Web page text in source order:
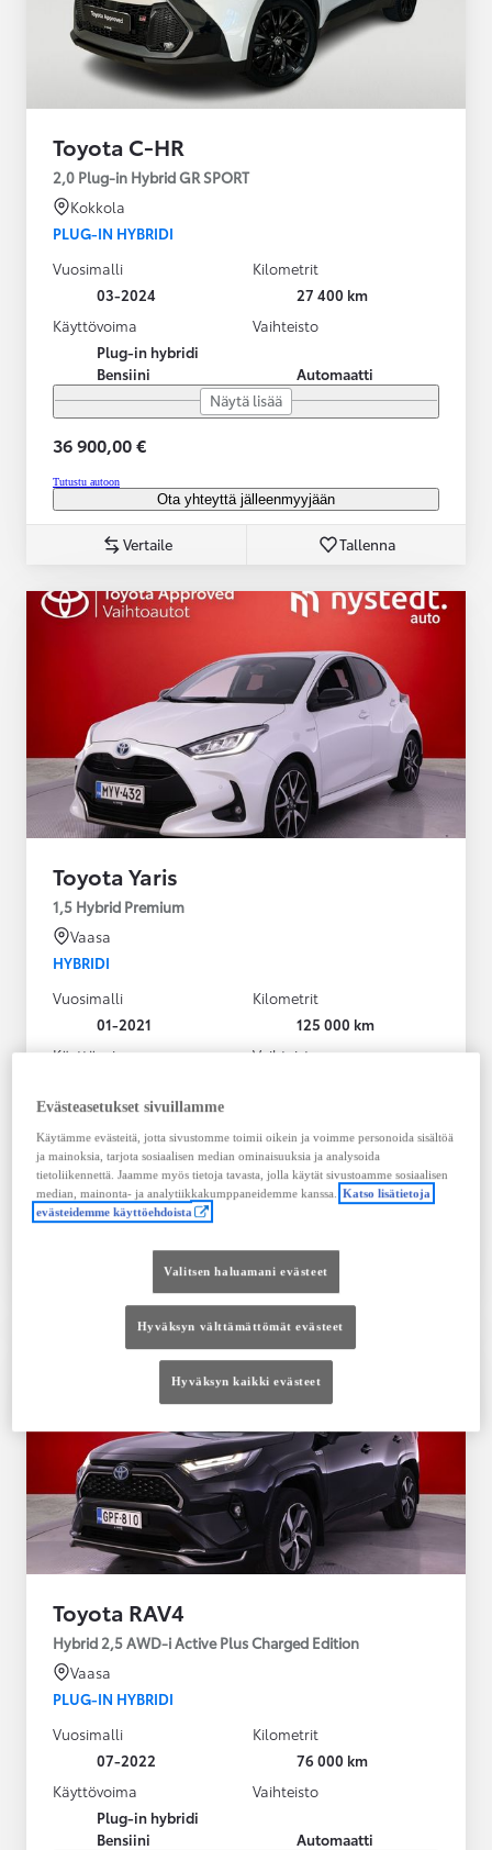
Toyota C-HR
2,0 Plug-in Hybrid GR SPORT
Kokkola
PLUG-IN HYBRIDI
Vuosimalli
03-2024
Kilometrit
27 400 km
Käyttövoima
Plug-in hybridi
Bensiini
Vaihteisto
Automaatti
Näytä lisää
36 900,00 €
Tutustu autoon
Ota yhteyttä jälleenmyyjään
Vertaile Tallenna
Toyota Yaris
1,5 Hybrid Premium
Vaasa
HYBRIDI
Vuosimalli
01-2021
Kilometrit
125 000 km
Käyttövoima
Vaihteisto
Näytä lisää
20 980,00 €
283,35 € / kk
Tutustu autoon
Vertaile
Toyota RAV4
Hybrid 2,5 AWD-i Active Plus Charged Edition
Vaasa
PLUG-IN HYBRIDI
Vuosimalli
07-2022
Kilometrit
76 000 km
Käyttövoima
Plug-in hybridi
Bensiini
Vaihteisto
Automaatti
Evästeasetukset sivuillamme
Käytämme evästeitä, jotta sivustomme toimii oikein ja voimme personoida sisältöä
ja mainoksia, tarjota sosiaalisen median ominaisuuksia ja analysoida
tietoliikennettä. Jaamme myös tietoja tavasta, jolla käytät sivustoamme sosiaalisen
median, mainonta- ja analytiikkakumppaneidemme kanssa. Katso lisätietoja
evästeidemme käyttöehdoista
Valitsen haluamani evästeet
Hyväksyn välttämättömät evästeet
Hyväksyn kaikki evästeet